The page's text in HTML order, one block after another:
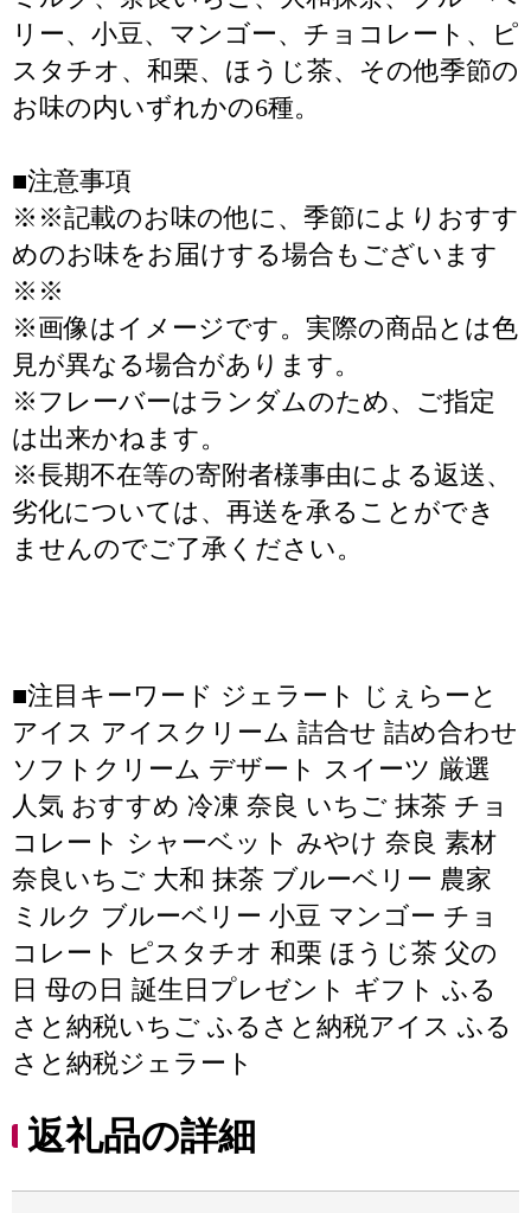
リー、小豆、マンゴー、チョコレート、ピ
スタチオ、和栗、ほうじ茶、その他季節の
お味の内いずれかの6種。
■注意事項
※※記載のお味の他に、季節によりおすす
めのお味をお届けする場合もございます
※※
※画像はイメージです。実際の商品とは色
見が異なる場合があります。
※フレーバーはランダムのため、ご指定
は出来かねます。
※長期不在等の寄附者様事由による返送、
劣化については、再送を承ることができ
ませんのでご了承ください。
■注目キーワード ジェラート じぇらーと
アイス アイスクリーム 詰合せ 詰め合わせ
ソフトクリーム デザート スイーツ 厳選
人気 おすすめ 冷凍 奈良 いちご 抹茶 チョ
コレート シャーベット みやけ 奈良 素材
奈良いちご 大和 抹茶 ブルーベリー 農家
ミルク ブルーベリー 小豆 マンゴー チョ
コレート ピスタチオ 和栗 ほうじ茶 父の
日 母の日 誕生日プレゼント ギフト ふる
さと納税いちご ふるさと納税アイス ふる
さと納税ジェラート
返礼品の詳細